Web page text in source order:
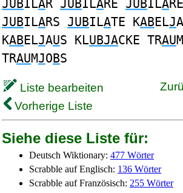
JUBILAR JUBILARE JUBILA
JUBILARS JUBILATE KABELJA
KABELJAUS KLUBJACKE TRAUM
TRAUMJOBS
Liste bearbeiten
Vorherige Liste
Siehe diese Liste für:
Deutsch Wiktionary: 477 Wörter
Scrabble auf Englisch: 136 Wörter
Scrabble auf Französisch: 255 Wörter